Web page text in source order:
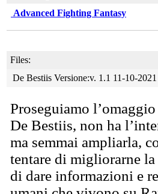
Advanced Fighting Fantasy
Files:
De Bestiis Versione:v. 1.1 11-10-2021
Proseguiamo
De Bestiis, non ha
ma semmai ampliarla,
tentare di migliorarne
di dare informazioni e